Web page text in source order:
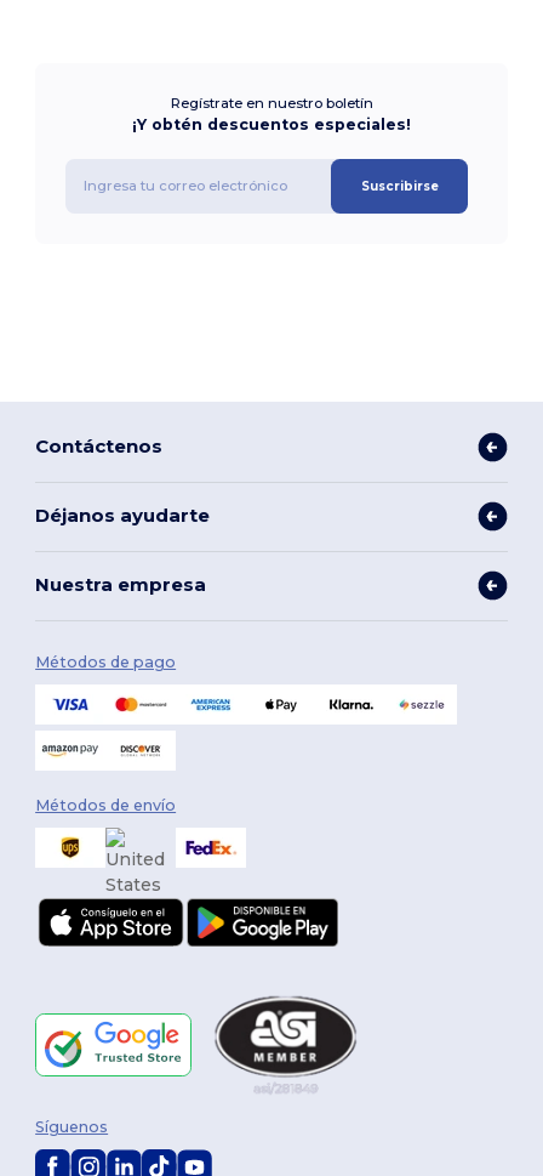
Regístrate en nuestro boletín
¡Y obtén descuentos especiales!
Suscribirse
Contáctenos
Déjanos ayudarte
Nuestra empresa
Métodos de pago
Métodos de envío
Síguenos